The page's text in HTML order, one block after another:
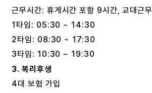
근무시간: 휴게시간 포함 9시간, 교대근무
1타임: 05:30 ~ 14:30
2타임: 08:30 ~ 17:30
3타임: 10:30 ~ 19:30
3. 복리후생
4대 보험 가입